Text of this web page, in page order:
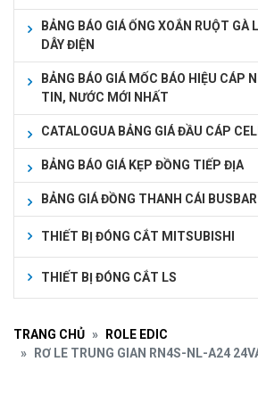
BẢNG BÁO GIÁ ỐNG XOẮN RUỘT GÀ
DÂY ĐIỆN
BẢNG BÁO GIÁ MỐC BÁO HIỆU CÁP
TIN, NƯỚC MỚI NHẤT
CATALOGUA BẢNG GIÁ ĐẦU CÁP
BẢNG BÁO GIÁ KẸP ĐỒNG TIẾP ĐỊA
BẢNG GIÁ ĐỒNG THANH CÁI
THIẾT BỊ ĐÓNG CẮT MITSUBISHI
THIẾT BỊ ĐÓNG CẮT LS
TRANG CHỦ
ROLE EDIC
RƠ LE TRUNG GIAN RN4S-NL-A24